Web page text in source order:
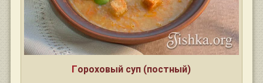
Гороховый суп (постный)